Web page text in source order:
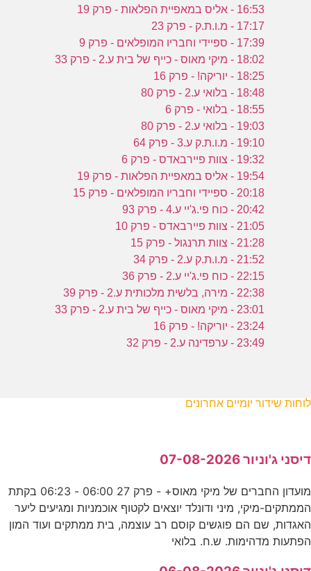
16:53 - אליס במאפיית הפלאות - פרק 19
17:17 - מ.ו.ת.ק - פרק 23
17:39 - ספיידי וחבריו המופלאים - פרק 9
18:02 - מיקי מאוס - כייף של בית ע.2 - פרק 33
18:25 - יוריקה! - פרק 16
18:48 - בלואי ע.2 - פרק 80
18:55 - בלואי - פרק 6
19:03 - בלואי ע.2 - פרק 80
19:10 - מ.ו.ת.ק ע.3 - פרק 64
19:32 - צוות פיירבאדס - פרק 6
19:54 - אליס במאפיית הפלאות - פרק 19
20:18 - ספיידי וחבריו המופלאים - פרק 15
20:42 - כוח פי.ג'יי ע.4 - פרק 93
21:05 - צוות פיירבאדס - פרק 10
21:28 - צוות תרנגול - פרק 15
21:52 - מ.ו.ת.ק ע.2 - פרק 34
22:15 - כוח פי.ג'יי ע.2 - פרק 36
22:38 - מירה, בלשית מלכותית ע.2 - פרק 39
23:01 - מיקי מאוס - כייף של בית ע.2 - פרק 33
23:24 - יוריקה! - פרק 16
23:49 - ערפדינה ע.2 - פרק 32
לוחות שידור יומיים אחרונים
דיסני ג'וניור 07-08-2026
מועדון החברים של מיקי מאוס+ - פרק 27 06:00 - 06:23 בקתת
הממתקים-מיקי, מיני ודונלד יוצאים לקטוף אוכמניות ומגיעים ליער
האגדות, שם הם פוגשים קוסם רב עוצמה, בית ממתקים ועוד המון
הפתעות מדהימות. ש.ח. בלואי